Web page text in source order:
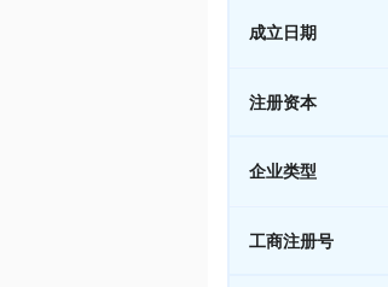
成立日期
注册资本
企业类型
工商注册号